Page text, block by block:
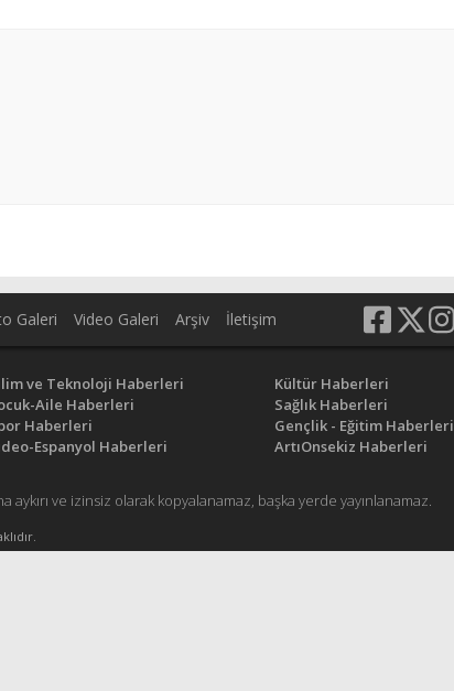
Galeri Video Galeri Arşiv İletişim
ve Teknoloji Haberleri
Aile Haberleri
Haberleri
Espanyol Haberleri
Kültür Haberleri
Sağlık Haberleri
Gençlik - Eğitim Haberleri
ArtıOnsekiz Haberleri
ve izinsiz olarak kopyalanamaz, başka yerde yayınlanamaz.